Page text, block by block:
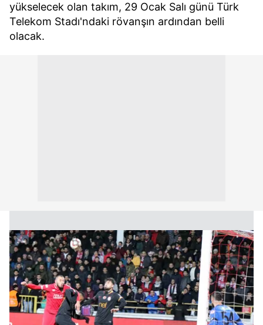
yükselecek olan takım, 29 Ocak Salı günü Türk
Telekom Stadı'ndaki rövanşın ardından belli
olacak.